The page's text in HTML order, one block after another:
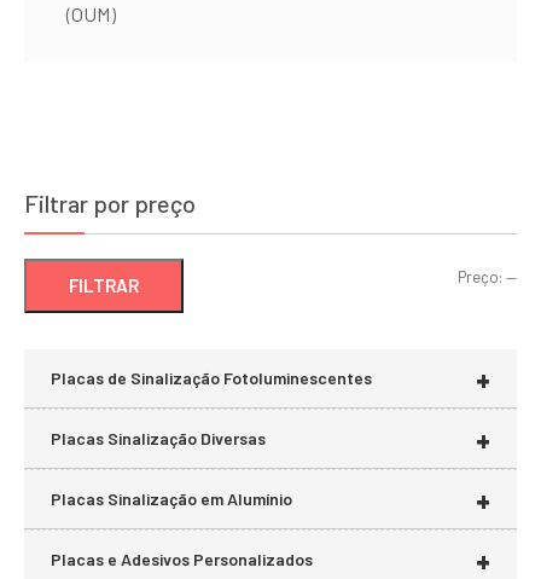
(OUM)
Filtrar por preço
FILTRAR Preço: —
+
Placas de Sinalização Fotoluminescentes
+
Placas Sinalização Diversas
+
Placas Sinalização em Alumínio
+
Placas e Adesivos Personalizados